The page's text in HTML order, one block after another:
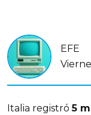
EFE
Italia registró5